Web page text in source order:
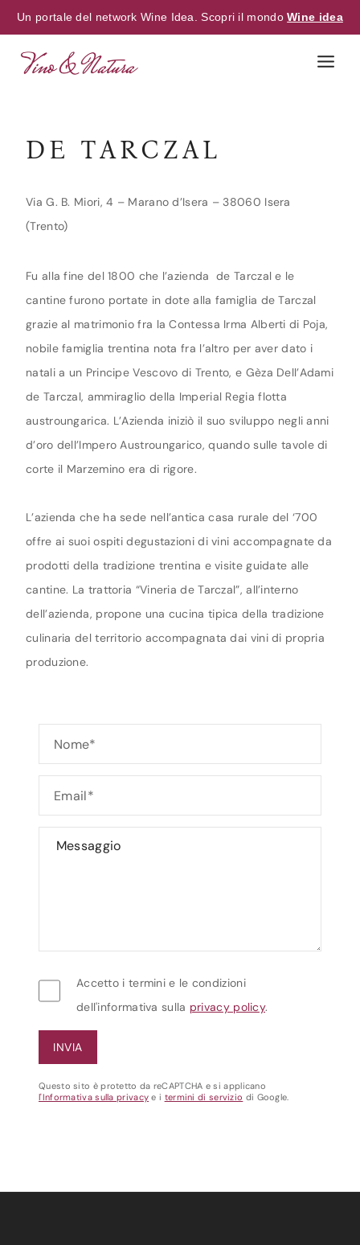
Un portale del network Wine Idea. Scopri il mondoWine idea
DE TARCZAL
Via G. B. Miori, 4 – Marano d’Isera – 38060 Isera
(Trento)
Fu alla fine del 1800 che l’azienda de Tarczal e le
cantine furono portate in dote alla famiglia de Tarczal
grazie al matrimonio fra la Contessa Irma Alberti di Poja,
nobile famiglia trentina nota fra l’altro per aver dato i
natali a un Principe Vescovo di Trento, e Gèza Dell’Adami
de Tarczal, ammiraglio della Imperial Regia flotta
austroungarica. L’Azienda iniziò il suo sviluppo negli anni
d’oro dell’Impero Austroungarico, quando sulle tavole di
corte il Marzemino era di rigore.
L’azienda che ha sede nell’antica casa rurale del ‘700
offre ai suoi ospiti degustazioni di vini accompagnate da
prodotti della tradizione trentina e visite guidate alle
cantine. La trattoria “Vineria de Tarczal”, all’interno
dell’azienda, propone una cucina tipica della tradizione
culinaria del territorio accompagnata dai vini di propria
produzione.
Accetto i termini e le condizioni
dell'informativa sulla privacy policy.
Questo sito è protetto da reCAPTCHA e si applicano
l'Informativa sulla privacy e i termini di servizio di Google.